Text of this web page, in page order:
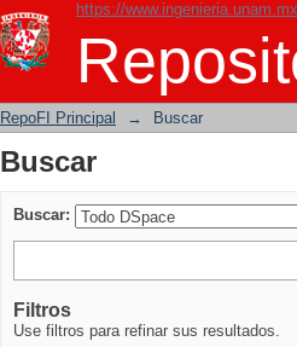
https://www.ingenieria.unam.mx
Buscar
RepoFI Principal → Buscar
Buscar
Buscar:
Filtros
Use filtros para refinar sus resultados.